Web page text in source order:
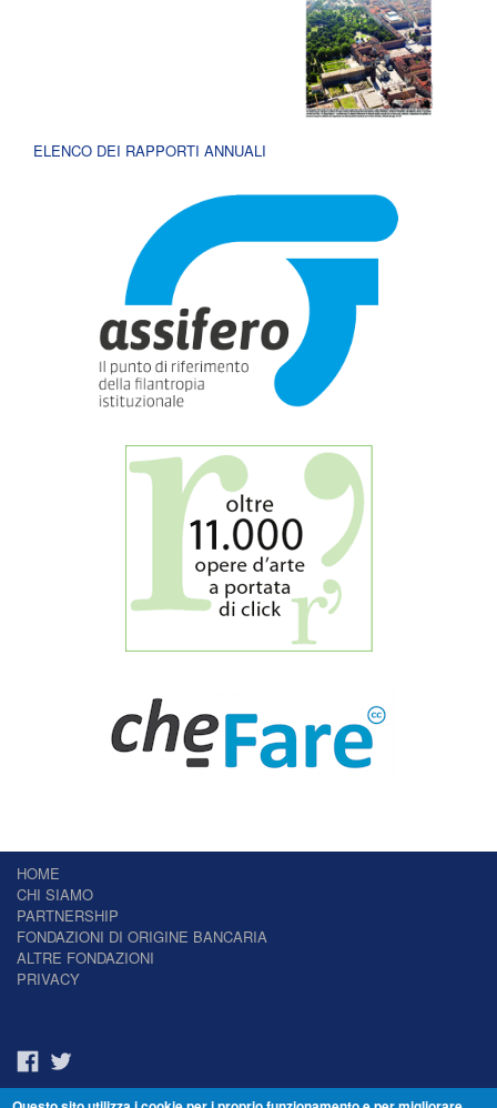
ELENCO DEI RAPPORTI ANNUALI
HOME
CHI SIAMO
PARTNERSHIP
FONDAZIONI DI ORIGINE BANCARIA
ALTRE FONDAZIONI
PRIVACY